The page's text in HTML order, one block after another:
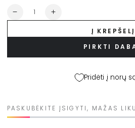
Kiekis
Sumažinti
No.
ml
Padidinti
No.
šampūnas
„Clarifying
ml
Į KREPŠELĮ
PIRKTI
Pridėti į norų
PASKUBĖKITE ĮSIGYTI, MAŽAS